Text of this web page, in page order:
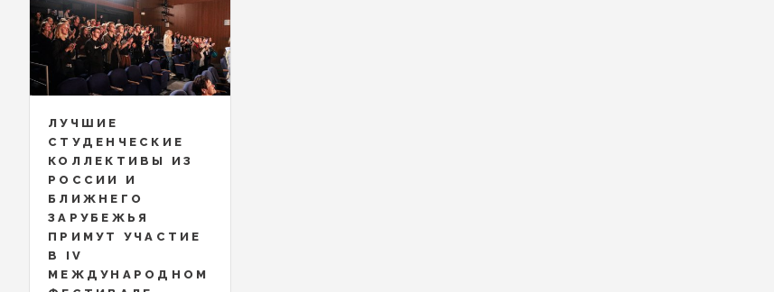
ЛУЧШИЕ
СТУДЕНЧЕСКИЕ
КОЛЛЕКТИВЫ ИЗ
РОССИИ И
БЛИЖНЕГО
ЗАРУБЕЖЬЯ
ПРИМУТ УЧАСТИЕ
В IV
МЕЖДУНАРОДНОМ